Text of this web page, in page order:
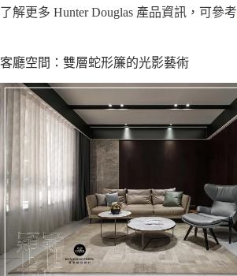
了解更多 Hunter Douglas 產品資訊，可參考
客廳空間：雙層蛇形簾的光影藝術